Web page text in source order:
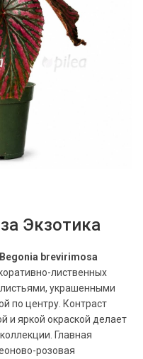
Экзотика
brevirimosa
лиственных
украшенными
по центру. Контраст
и яркой окраской делает
Главная
розовая